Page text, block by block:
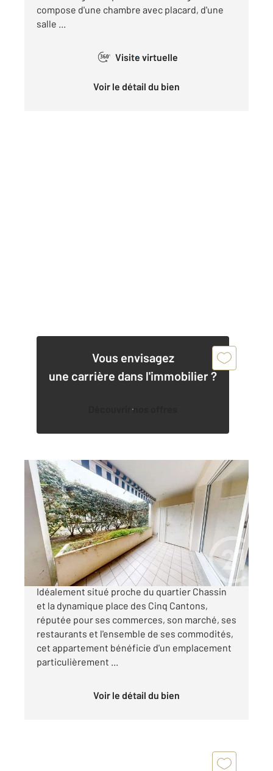
compose d'une chambre avec placard, d'une
salle ...
360° Visite virtuelle
Voir le détail du bien
Vous envisagez
une carrière dans l'immobilier ?
Découvrir nos offres
ANGLET 64
47,63 m2, 2 pièces
Ref : 5338
Appartement T2 à vendre
239 000 €
ANGLET T2 avec terrasse en rez-de-chaussée
Idéalement situé proche du quartier Chassin
et la dynamique place des Cinq Cantons,
réputée pour ses commerces, son marché, ses
restaurants et l'ensemble de ses commodités,
cet appartement bénéficie d'un emplacement
particulièrement ...
Voir le détail du bien